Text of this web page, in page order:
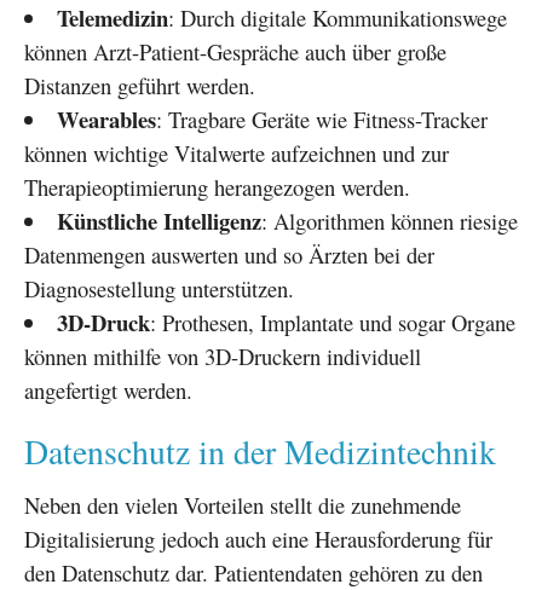
Telemedizin: Durch digitale Kommunikationswege
können Arzt-Patient-Gespräche auch über große
Distanzen geführt werden.
Wearables: Tragbare Geräte wie Fitness-Tracker
können wichtige Vitalwerte aufzeichnen und zur
Therapieoptimierung herangezogen werden.
Künstliche Intelligenz: Algorithmen können riesige
Datenmengen auswerten und so Ärzten bei der
Diagnosestellung unterstützen.
3D-Druck: Prothesen, Implantate und sogar Organe
können mithilfe von 3D-Druckern individuell
angefertigt werden.
Datenschutz in der Medizintechnik
Neben den vielen Vorteilen stellt die zunehmende
Digitalisierung jedoch auch eine Herausforderung für
den Datenschutz dar. Patientendaten gehören zu den